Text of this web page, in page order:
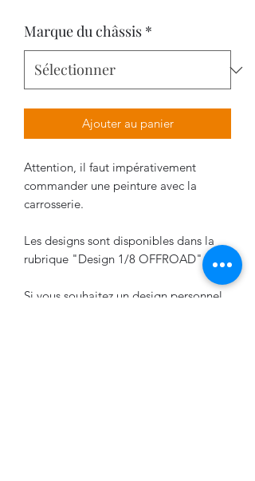
Marque du châssis *
Ajouter au panier
Attention, il faut impérativement
commander une peinture avec la
carrosserie.
Les designs sont disponibles dans la
rubrique "Design 1/8 OFFROAD".
Si vous souhaitez un design personnel,